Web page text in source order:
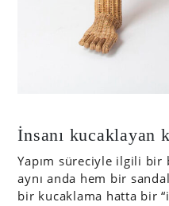
İnsanı kucaklayan
Yapım süreciyle ilgili bir
aynı anda hem bir
bir kucaklama hatta bir